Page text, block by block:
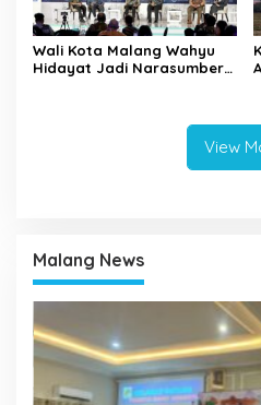
Wali Kota Malang Wahyu
Hidayat Jadi Narasumber
View
Malang News